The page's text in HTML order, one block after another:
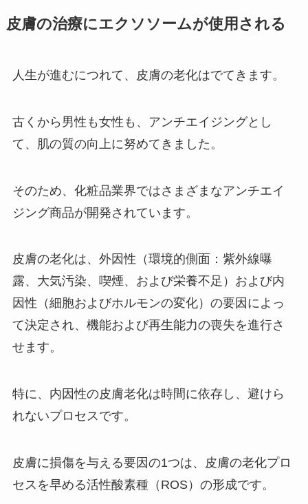
皮膚の治療にエクソソームが使用される
人生が進むにつれて、皮膚の老化はでてきます。
古くから男性も女性も、アンチエイジングとし
て、肌の質の向上に努めてきました。
そのため、化粧品業界ではさまざまなアンチエイ
ジング商品が開発されています。
皮膚の老化は、外因性（環境的側面：紫外線曝
露、大気汚染、喫煙、および栄養不足）および内
因性（細胞およびホルモンの変化）の要因によっ
て決定され、機能および再生能力の喪失を進行さ
せます。
特に、内因性の皮膚老化は時間に依存し、避けら
れないプロセスです。
皮膚に損傷を与える要因の1つは、皮膚の老化プロ
セスを早める活性酸素種（ROS）の形成です。